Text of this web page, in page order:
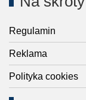
Regulamin
Reklama
Polityka cookies